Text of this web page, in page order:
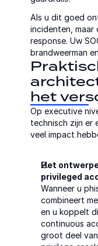
Als u dit goed
incidenten,
response. Uw
brandweerman
het
Op executive
technisch zijn er
veel impact
Het
privileged
Wanneer u
combineert
en u koppelt
continuous
groot deel